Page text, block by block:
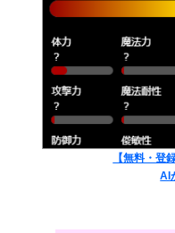
【無料・登
AI